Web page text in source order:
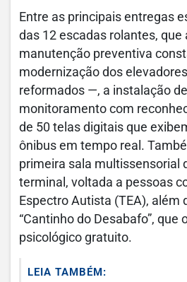
Entre as principais entregas
das 12 escadas rolantes,
manutenção preventiva
modernização dos
reformados —, a instalação
monitoramento com
de 50 telas digitais que
ônibus em tempo real.
primeira sala multissensorial
terminal, voltada a pessoas
Espectro Autista (TEA), além
“Cantinho do Desabafo”,
psicológico gratuito.
LEIA TAMBÉM: